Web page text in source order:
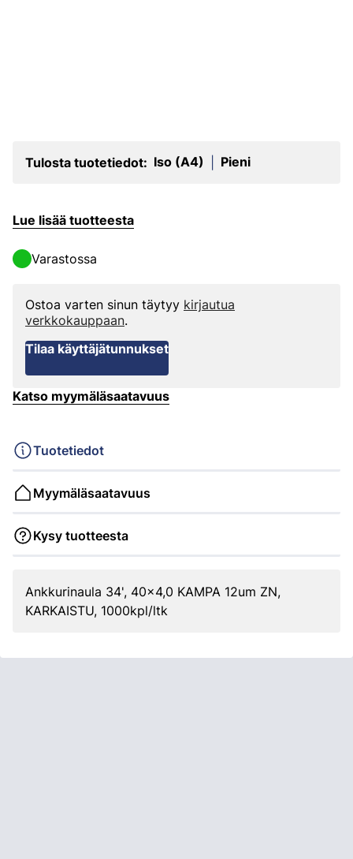
Tulosta tuotetiedot: Iso (A4) Pieni
Lue lisää tuotteesta
Varastossa
Ostoa varten sinun täytyy kirjautua
verkkokauppaan.
Tilaa käyttäjätunnukset
Katso myymäläsaatavuus
Tuotetiedot
Myymäläsaatavuus
Kysy tuotteesta
Ankkurinaula 34', 40x4,0 KAMPA 12um ZN,
KARKAISTU, 1000kpl/ltk